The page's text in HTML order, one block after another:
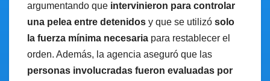
argumentando que intervinieron para controlar
una pelea entre detenidos y que se utilizó solo
la fuerza mínima necesaria para restablecer el
orden. Además, la agencia aseguró que las
personas involucradas fueron evaluadas por